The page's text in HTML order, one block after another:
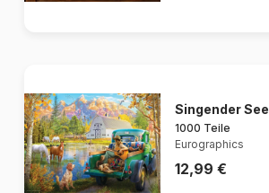
Singender See
1000 Teile
Eurographics
12,99 €